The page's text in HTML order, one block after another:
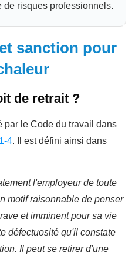
de risques professionnels.
sanction pour
de retrait ?
par le Code du travail dans
4. Il est défini ainsi dans
l'employeur de toute
motif raisonnable de penser
et imminent pour sa vie
défectuosité qu'il constate
Il peut se retirer d'une